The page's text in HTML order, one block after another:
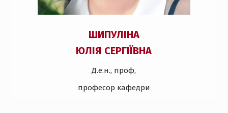
ШИПУЛІНА
ЮЛІЯ СЕРГІЇВНА
Д.е.н., проф,
професор кафедри